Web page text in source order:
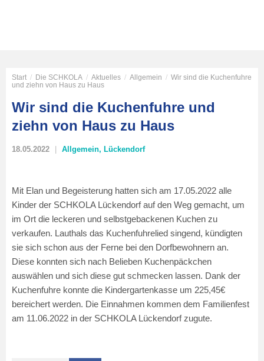
Start / Die SCHKOLA / Aktuelles / Allgemein / Wir sind die Kuchenfuhre
und ziehn von Haus zu Haus
Wir sind die Kuchenfuhre und
ziehn von Haus zu Haus
18.05.2022 Allgemein, Lückendorf
Mit Elan und Begeisterung hatten sich am 17.05.2022 alle
Kinder der SCHKOLA Lückendorf auf den Weg gemacht, um
im Ort die leckeren und selbstgebackenen Kuchen zu
verkaufen. Lauthals das Kuchenfuhrelied singend, kündigten
sie sich schon aus der Ferne bei den Dorfbewohnern an.
Diese konnten sich nach Belieben Kuchenpäckchen
auswählen und sich diese gut schmecken lassen. Dank der
Kuchenfuhre konnte die Kindergartenkasse um 225,45€
bereichert werden. Die Einnahmen kommen dem Familienfest
am 11.06.2022 in der SCHKOLA Lückendorf zugute.